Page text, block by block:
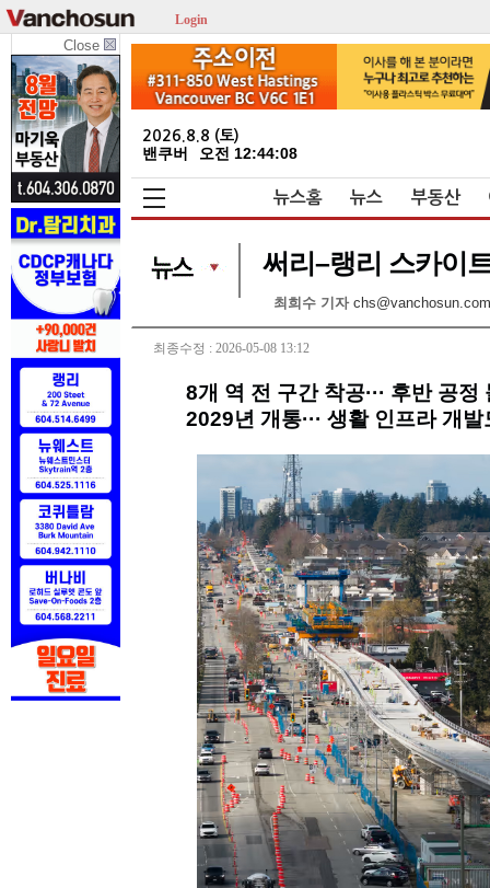
Login
Close
2026.8.8 (토)
밴쿠버 오전 12:44:08
뉴스홈 뉴스 부동산
써리–랭리 스카이
최희수 기자 chs@vanchosun.com
최종수정 : 2026-05-08 13:12
8개 역 전 구간 착공··· 후반 공정
2029년 개통··· 생활 인프라 개